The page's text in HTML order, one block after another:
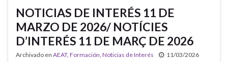
NOTICIAS DE INTERÉS 11 DE
MARZO DE 2026/ NOTÍCIES
D’INTERÉS 11 DE MARÇ DE 2026
Archivado en AEAT, Formación Noticias de Interés 11/03/2026